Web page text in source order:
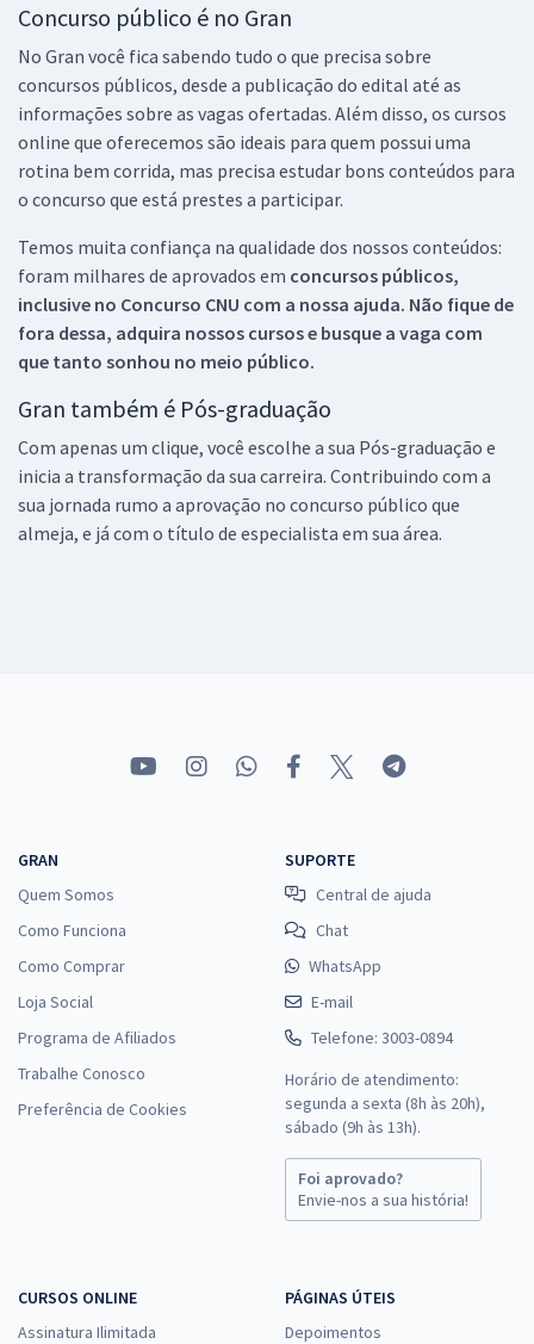
Concurso público é no Gran
No Gran você fica sabendo tudo o que precisa sobre
concursos públicos, desde a publicação do edital até as
informações sobre as vagas ofertadas. Além disso, os cursos
online que oferecemos são ideais para quem possui uma
rotina bem corrida, mas precisa estudar bons conteúdos para
o concurso que está prestes a participar.
Temos muita confiança na qualidade dos nossos conteúdos:
foram milhares de aprovados em concursos públicos,
inclusive no Concurso CNU com a nossa ajuda. Não fique de
fora dessa, adquira nossos cursos e busque a vaga com
que tanto sonhou no meio público.
Gran também é Pós-graduação
Com apenas um clique, você escolhe a sua Pós-graduação e
inicia a transformação da sua carreira. Contribuindo com a
sua jornada rumo a aprovação no concurso público que
almeja, e já com o título de especialista em sua área.
GRAN
Quem Somos
Como Funciona
Como Comprar
Loja Social
Programa de Afiliados
Trabalhe Conosco
Preferência de Cookies
SUPORTE
Central de ajuda
Chat
WhatsApp
E-mail
Telefone: 3003-0894
Horário de atendimento:
segunda a sexta (8h às 20h),
sábado (9h às 13h).
Foi aprovado?
Envie-nos a sua história!
CURSOS ONLINE
Assinatura Ilimitada
PÁGINAS ÚTEIS
Depoimentos